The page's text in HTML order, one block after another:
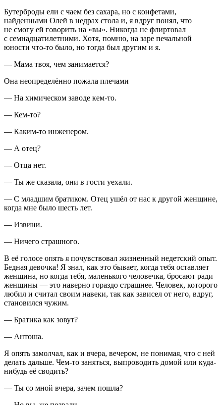
Бутерброды ели с чаем без сахара, но с конфетами,
найденными Олей в недрах стола и, я вдруг понял, что
не смогу ей говорить на «вы». Никогда не флиртовал
с семнадцатилетними. Хотя, помню, на заре печальной
юности что-то было, но тогда был другим и я.
— Мама твоя, чем занимается?
Она неопределённо пожала плечами
— На химическом заводе кем-то.
— Кем-то?
— Каким-то инженером.
— А отец?
— Отца нет.
— Ты же сказала, они в гости уехали.
— С младшим братиком. Отец ушёл от нас к другой женщине,
когда мне было шесть лет.
— Извини.
— Ничего страшного.
В её голосе опять я почувствовал жизненный недетский опыт.
Бедная девочка! Я знал, как это бывает, когда тебя оставляет
женщина, но когда тебя, маленького человечка, бросают ради
женщины — это наверно гораздо страшнее. Человек, которого
любил и считал своим навеки, так как зависел от него, вдруг,
становился чужим.
— Братика как зовут?
— Антоша.
Я опять замолчал, как и вчера, вечером, не понимая, что с ней
делать дальше. Чем-то заняться, выпроводить домой или куда-
нибудь её сводить?
— Ты со мной вчера, зачем пошла?